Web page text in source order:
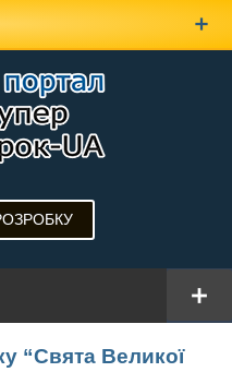
“Свята Великої